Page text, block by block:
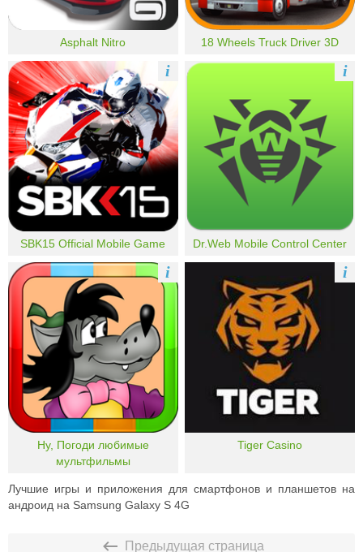
Asphalt Nitro 18 Wheels Truck Driver 3D
SBK15 Official Mobile Game
i
Dr.Web Mobile Control Center
i
Ну, Погоди любимые
мультфильмы
i
Tiger Casino
i
Лучшие игры и приложения для смартфонов и планшетов на
андроид на Samsung Galaxy S 4G
Предыдущая страница